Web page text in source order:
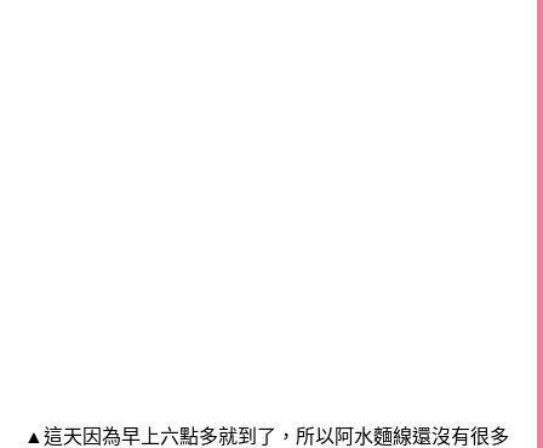
▲這天因為早上六點多就到了，所以阿水麵線還沒有很多